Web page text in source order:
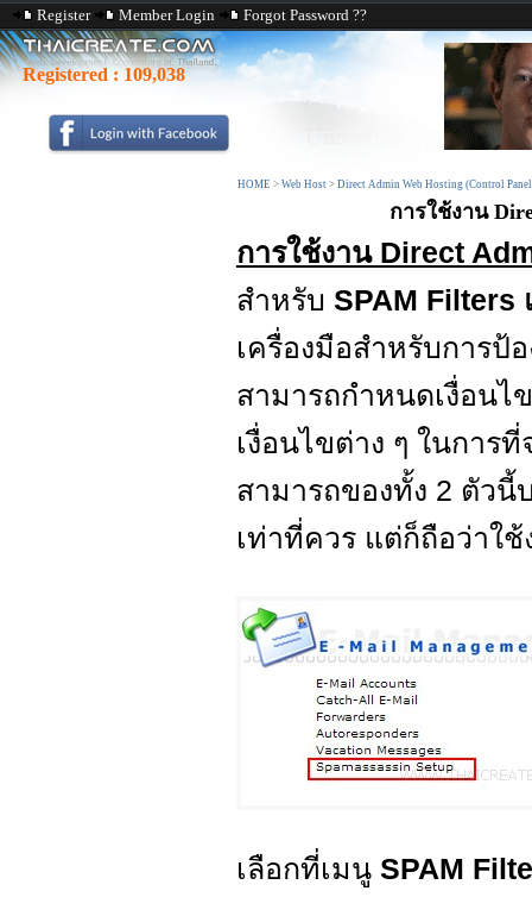
Register Member Login Forgot Password ??
Registered : 109,038
HOME > Web Host > Direct Admin Web Hosting (Control
การใช้งาน
การใช้งาน Direct
สำหรับ SPAM Filters
เครื่องมือสำหรับการป้
สามารถกำหนดเงื่อนไ
เงื่อนไขต่าง ๆ ในการ
สามารถของทั้ง 2 ตัว
เท่าที่ควร แต่ก็ถือว่าใ
เลือกที่เมนู SPAM